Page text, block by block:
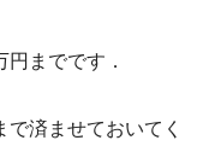
円までです．
で済ませておいてく